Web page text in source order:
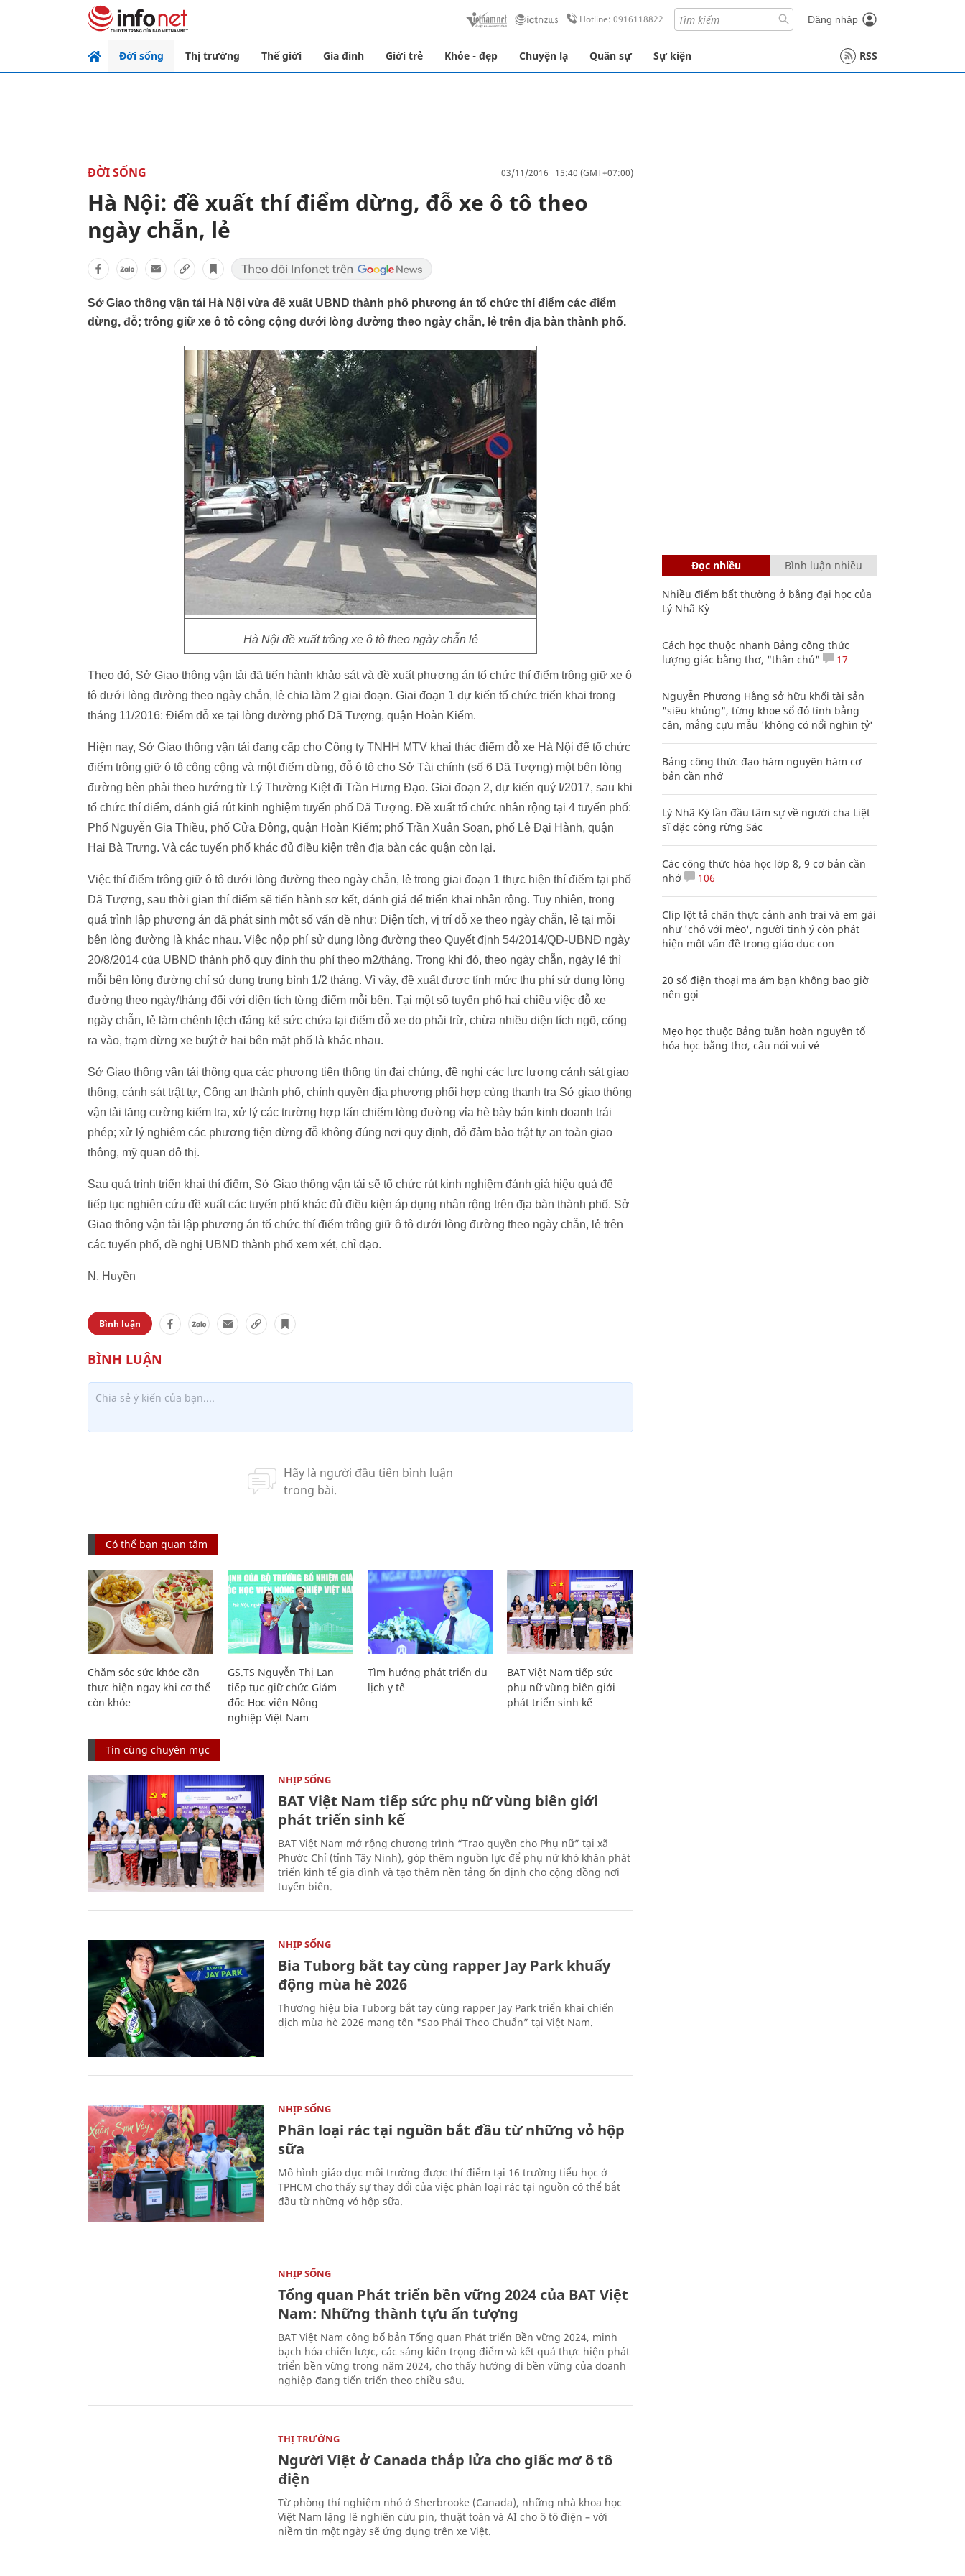
Hotline: 0916118822 Đăng nhập
Đời sống Thị trường Thế giới Gia đình Giới trẻ Khỏe - đẹp Chuyện lạ Quân sự Sự kiện RSS
ĐỜI SỐNG 03/11/2016 15:40 (GMT+07:00)
Hà Nội: đề xuất thí điểm dừng, đỗ xe ô tô theo
ngày chẵn, lẻ
Sở Giao thông vận tải Hà Nội vừa đề xuất UBND thành phố phương án tổ chức thí điểm các điểm
dừng, đỗ; trông giữ xe ô tô công cộng dưới lòng đường theo ngày chẵn, lẻ trên địa bàn thành phố.
Hà Nội đề xuất trông xe ô tô theo ngày chẵn lẻ
Theo đó, Sở Giao thông vận tải đã tiến hành khảo sát và đề xuất phương án tổ chức thí điểm trông giữ xe ô
tô dưới lòng đường theo ngày chẵn, lẻ chia làm 2 giai đoạn. Giai đoạn 1 dự kiến tổ chức triển khai trong
tháng 11/2016: Điểm đỗ xe tại lòng đường phố Dã Tượng, quận Hoàn Kiếm.
Hiện nay, Sở Giao thông vận tải đang cấp cho Công ty TNHH MTV khai thác điểm đỗ xe Hà Nội để tổ chức
điểm trông giữ ô tô công cộng và một điểm dừng, đỗ ô tô cho Sở Tài chính (số 6 Dã Tượng) một bên lòng
đường bên phải theo hướng từ Lý Thường Kiệt đi Trần Hưng Đạo. Giai đoạn 2, dự kiến quý I/2017, sau khi
tổ chức thí điểm, đánh giá rút kinh nghiệm tuyến phố Dã Tượng. Đề xuẩt tổ chức nhân rộng tại 4 tuyến phố:
Phố Nguyễn Gia Thiều, phố Cửa Đông, quận Hoàn Kiếm; phố Trần Xuân Soạn, phố Lê Đại Hành, quận
Hai Bà Trưng. Và các tuyến phố khác đủ điều kiện trên địa bàn các quận còn lại.
Việc thí điểm trông giữ ô tô dưới lòng đường theo ngày chẵn, lẻ trong giai đoạn 1 thực hiện thí điểm tại phố
Dã Tượng, sau thời gian thí điểm sẽ tiến hành sơ kết, đánh giá để triển khai nhân rộng. Tuy nhiên, trong
quá trình lập phương án đã phát sinh một số vấn đề như: Diện tích, vị trí đỗ xe theo ngày chẵn, lẻ tại mỗi
bên lòng đường là khác nhau. Việc nộp phí sử dụng lòng đường theo Quyết định 54/2014/QĐ-UBNĐ ngày
20/8/2014 của UBND thành phố quy định thu phí theo m2/tháng. Trong khi đó, theo ngày chẵn, ngày lẻ thì
mỗi bên lòng đường chỉ sử dụng trung bình 1/2 tháng. Vì vậy, đề xuất được tính mức thu phí sử dụng lòng
đường theo ngày/tháng đối với diện tích từng điểm mỗi bên. Tại một số tuyến phố hai chiều việc đỗ xe
ngày chẵn, lẻ làm chênh lệch đáng kể sức chứa tại điểm đỗ xe do phải trừ, chừa nhiều diện tích ngõ, cổng
ra vào, trạm dừng xe buýt ở hai bên mặt phố là khác nhau.
Sở Giao thông vận tải thông qua các phương tiện thông tin đại chúng, đề nghị các lực lượng cảnh sát giao
thông, cảnh sát trật tự, Công an thành phố, chính quyền địa phương phối hợp cùng thanh tra Sở giao thông
vận tải tăng cường kiểm tra, xử lý các trường hợp lấn chiếm lòng đường vỉa hè bày bán kinh doanh trái
phép; xử lý nghiêm các phương tiện dừng đỗ không đúng nơi quy định, đỗ đảm bảo trật tự an toàn giao
thông, mỹ quan đô thị.
Sau quá trình triển khai thí điểm, Sở Giao thông vận tải sẽ tổ chức rút kinh nghiệm đánh giá hiệu quả để
tiếp tục nghiên cứu đề xuất các tuyến phố khác đủ điều kiện áp dụng nhân rộng trên địa bàn thành phố. Sở
Giao thông vận tải lập phương án tổ chức thí điểm trông giữ ô tô dưới lòng đường theo ngày chẵn, lẻ trên
các tuyến phố, đề nghị UBND thành phố xem xét, chỉ đạo.
N. Huyền
Bình luận
Có thể bạn quan tâm
Chăm sóc sức khỏe cần
thực hiện ngay khi cơ thể
còn khỏe
GS.TS Nguyễn Thị Lan
tiếp tục giữ chức Giám
đốc Học viện Nông
nghiệp Việt Nam
Tìm hướng phát triển du
lịch y tế
BAT Việt Nam tiếp sức
phụ nữ vùng biên giới
phát triển sinh kế
Tin cùng chuyên mục
NHỊP SỐNG
BAT Việt Nam tiếp sức phụ nữ vùng biên giới
phát triển sinh kế
BAT Việt Nam mở rộng chương trình “Trao quyền cho Phụ nữ” tại xã
Phước Chỉ (tỉnh Tây Ninh), góp thêm nguồn lực để phụ nữ khó khăn phát
triển kinh tế gia đình và tạo thêm nền tảng ổn định cho cộng đồng nơi
tuyến biên.
NHỊP SỐNG
Bia Tuborg bắt tay cùng rapper Jay Park khuấy
động mùa hè 2026
Thương hiệu bia Tuborg bắt tay cùng rapper Jay Park triển khai chiến
dịch mùa hè 2026 mang tên "Sao Phải Theo Chuẩn” tại Việt Nam.
NHỊP SỐNG
Phân loại rác tại nguồn bắt đầu từ những vỏ hộp
sữa
Mô hình giáo dục môi trường được thí điểm tại 16 trường tiểu học ở
TPHCM cho thấy sự thay đổi của việc phân loại rác tại nguồn có thể bắt
đầu từ những vỏ hộp sữa.
NHỊP SỐNG
Tổng quan Phát triển bền vững 2024 của BAT Việt
Nam: Những thành tựu ấn tượng
BAT Việt Nam công bố bản Tổng quan Phát triển Bền vững 2024, minh
bạch hóa chiến lược, các sáng kiến trọng điểm và kết quả thực hiện phát
triển bền vững trong năm 2024, cho thấy hướng đi bền vững của doanh
nghiệp đang tiến triển theo chiều sâu.
THỊ TRƯỜNG
Người Việt ở Canada thắp lửa cho giấc mơ ô tô
điện
Từ phòng thí nghiệm nhỏ ở Sherbrooke (Canada), những nhà khoa học
Việt Nam lặng lẽ nghiên cứu pin, thuật toán và AI cho ô tô điện – với
niềm tin một ngày sẽ ứng dụng trên xe Việt.
Đọc nhiều Bình luận nhiều
Nhiều điểm bất thường ở bằng đại học của
Lý Nhã Kỳ
Cách học thuộc nhanh Bảng công thức
lượng giác bằng thơ, "thần chú"
17
Nguyễn Phương Hằng sở hữu khối tài sản
"siêu khủng", từng khoe sổ đỏ tính bằng
cân, mắng cựu mẫu 'không có nổi nghìn tỷ'
Bảng công thức đạo hàm nguyên hàm cơ
bản cần nhớ
Lý Nhã Kỳ lần đầu tâm sự về người cha Liệt
sĩ đặc công rừng Sác
Các công thức hóa học lớp 8, 9 cơ bản cần
nhớ
106
Clip lột tả chân thực cảnh anh trai và em gái
như 'chó với mèo', người tinh ý còn phát
hiện một vấn đề trong giáo dục con
20 số điện thoại ma ám bạn không bao giờ
nên gọi
Mẹo học thuộc Bảng tuần hoàn nguyên tố
hóa học bằng thơ, câu nói vui vẻ